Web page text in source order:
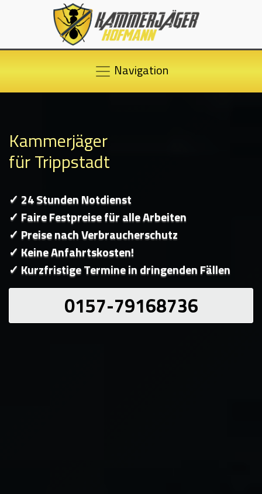
Navigation
Kammerjäger
für Trippstadt
✓ 24 Stunden Notdienst
✓ Faire Festpreise für alle Arbeiten
✓ Preise nach Verbraucherschutz
✓ Keine Anfahrtskosten!
✓ Kurzfristige Termine in dringenden Fällen
0157-79168736